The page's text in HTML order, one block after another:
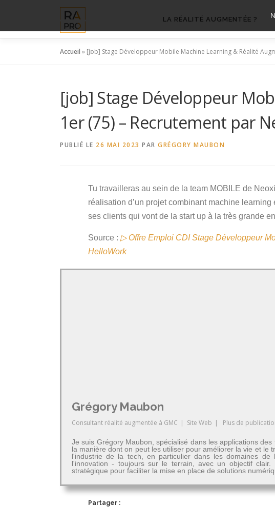
contenu
LA RÉALITÉ AUGMENTÉE ?
Accueil » [job] Stage Développeur Mobile Machine Learning & Réalité
[job] Stage Développeur
1er (75) – Recrutement par
PUBLIÉ LE 26 MAI 2023 PAR GRÉGORY MAUBON
Tu travailleras au sein de la team MOBILE de
réalisation d’un projet combinant machine
ses clients qui vont de la start up à la très grande
Source : ▷ Offre Emploi CDI Stage Développeur
HelloWork
Grégory Maubon
Consultant réalité augmentée à GMC | Site Web | Plus de
Je suis Grégory Maubon, spécialisé dans les applications
la manière dont on peut les utiliser pour améliorer la vie et le
l'industrie de la tech, en particulier dans les domaines
l'innovation - toujours sur le terrain, avec un objectif
stratégique pour faciliter la mise en place de solutions
Partager :